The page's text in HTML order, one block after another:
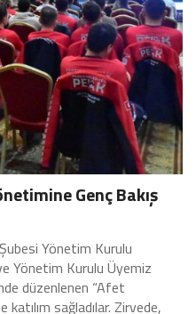
Genç Bakış
Yönetim Kurulu
Yönetim Kurulu Üyemiz
düzenlenen “Afet
sağladılar. Zirvede,